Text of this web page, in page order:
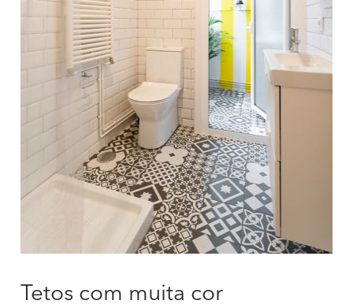
Tetos com muita cor